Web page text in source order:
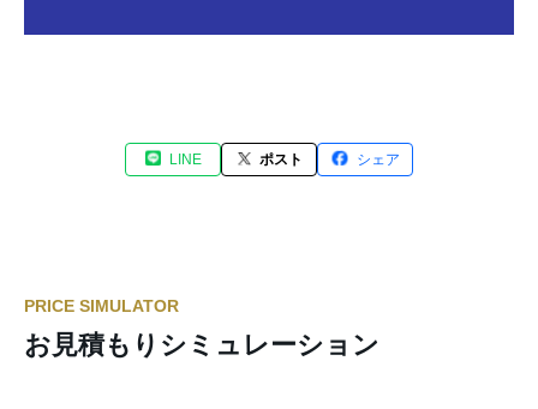
LINE ポスト シェア
PRICE SIMULATOR
お見積もりシミュレーション